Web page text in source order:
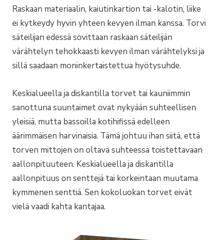
Raskaan materiaalin, kaiutinkartion tai -kalotin, liike
ei kytkeydy hyvin yhteen kevyen ilman kanssa. Torvi
säteilijan edessä sovittaan raskaan säteilijän
värähtelyn tehokkaasti kevyen ilman värähtelyksi ja
sillä saadaan moninkertaistettua hyötysuhde.
Keskialueella ja diskantilla torvet tai kauniimmin
sanottuna suuntaimet ovat nykyään suhteellisen
yleisiä, mutta bassoilla kotihifissä edelleen
äärimmäisen harvinaisia. Tämä johtuu ihan siitä, että
torven mittojen on oltava suhteessa toistettavaan
aallonpituuteen. Keskialueella ja diskantilla
aallonpituus on senttejä tai korkeintaan muutama
kymmenen senttiä. Sen kokoluokan torvet eivät
vielä vaadi kahta kantajaa.